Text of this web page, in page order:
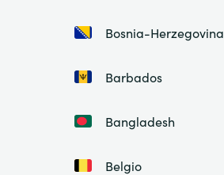
Bosnia-Herzegovina
Barbados
Bangladesh
Belgio